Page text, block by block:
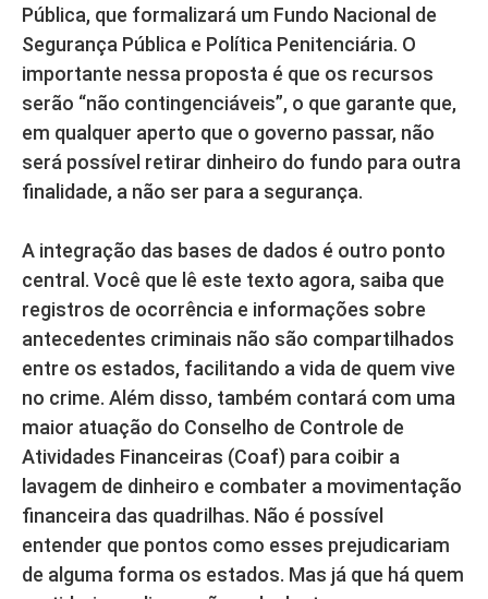
Pública, que formalizará um Fundo Nacional de
Segurança Pública e Política Penitenciária. O
importante nessa proposta é que os recursos
serão “não contingenciáveis”, o que garante que,
em qualquer aperto que o governo passar, não
será possível retirar dinheiro do fundo para outra
finalidade, a não ser para a segurança.
A integração das bases de dados é outro ponto
central. Você que lê este texto agora, saiba que
registros de ocorrência e informações sobre
antecedentes criminais não são compartilhados
entre os estados, facilitando a vida de quem vive
no crime. Além disso, também contará com uma
maior atuação do Conselho de Controle de
Atividades Financeiras (Coaf) para coibir a
lavagem de dinheiro e combater a movimentação
financeira das quadrilhas. Não é possível
entender que pontos como esses prejudicariam
de alguma forma os estados. Mas já que há quem